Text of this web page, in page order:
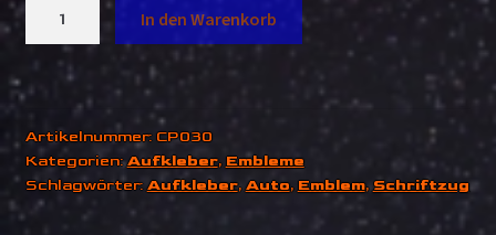
GTI
Set
In den Warenkorb
Artikelnummer: CP030
Kategorien:Aufkleber, Embleme
Schlagwörter:Aufkleber, Auto, Emblem, Schriftzug